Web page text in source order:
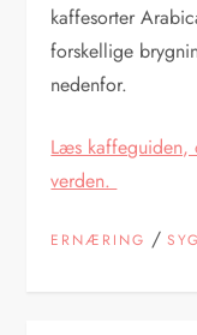
kaffesorter
forskellige
nedenfor.
Læs kaffeguiden,
verden.
ERNÆRING /